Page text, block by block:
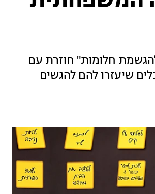
חלומות" חוזרת עם
שיעזרו להם להגשים